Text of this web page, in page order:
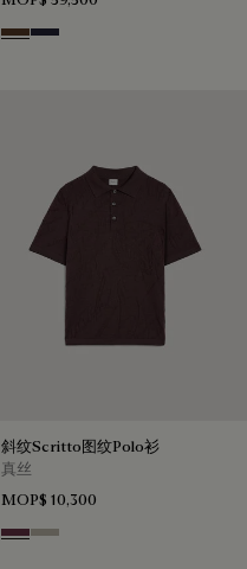
Earth Brown
Cold Night Blue
斜纹Scritto图纹Polo衫
真丝
MOP$ 10,300
Hershey
Salvia